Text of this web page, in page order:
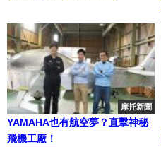
摩托新聞
YAMAHA也有航空夢？直擊神秘
飛機工廠！